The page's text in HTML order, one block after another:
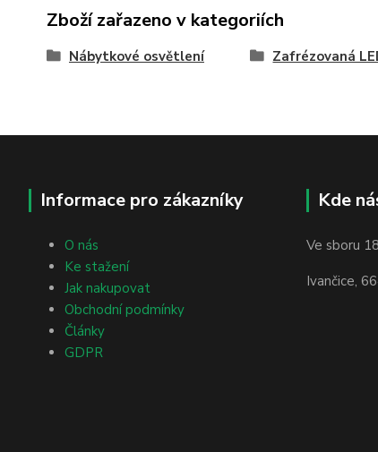
Zboží zařazeno v kategoriích
Nábytkové osvětlení Zafrézovaná
Informace pro zákazníky
O nás
Ke stažení
Jak nakupovat
Obchodní podmínky
Články
GDPR
Kde
Ve sboru 18
Ivančice,